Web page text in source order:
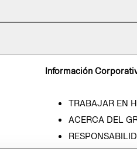
Información
TRABAJAR EN
ACERCA DEL
PRENSA